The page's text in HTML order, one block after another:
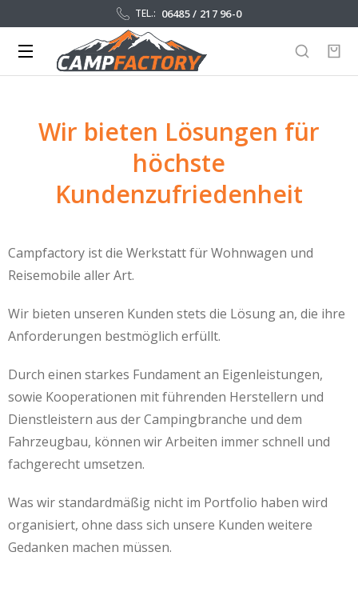
TEL.: 06485 / 217 96-0
Wir bieten Lösungen für
höchste
Kundenzufriedenheit
Campfactory ist die Werkstatt für Wohnwagen und
Reisemobile aller Art.
Wir bieten unseren Kunden stets die Lösung an, die ihre
Anforderungen bestmöglich erfüllt.
Durch einen starkes Fundament an Eigenleistungen,
sowie Kooperationen mit führenden Herstellern und
Dienstleistern aus der Campingbranche und dem
Fahrzeugbau, können wir Arbeiten immer schnell und
fachgerecht umsetzen.
Was wir standardmäßig nicht im Portfolio haben wird
organisiert, ohne dass sich unsere Kunden weitere
Gedanken machen müssen.